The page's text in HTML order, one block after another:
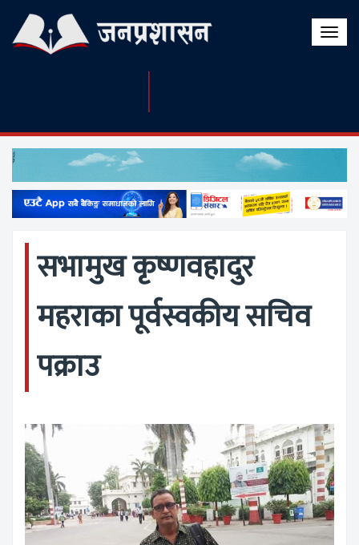
Toggle
सभामुख कृष्णवहादुर
महराका पूर्वस्वकीय सचिव
पक्राउ